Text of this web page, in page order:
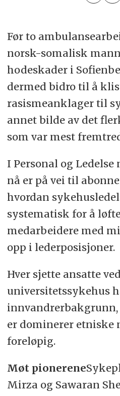
Før to
norsk-somalisk
hodeskader i
dermed bidro til å
rasismeanklager til
annet bilde av det
som var mest
I Personal og Ledelse
nå er på vei til
hvordan
systematisk for å
medarbeidere med
opp i lederposisjoner.
Hver sjette ansatte
universitetssykehus
innvandrerbakgrunn,
er dominerer etniske
foreløpig.
Møt pionerene
Mirza og Sawaran